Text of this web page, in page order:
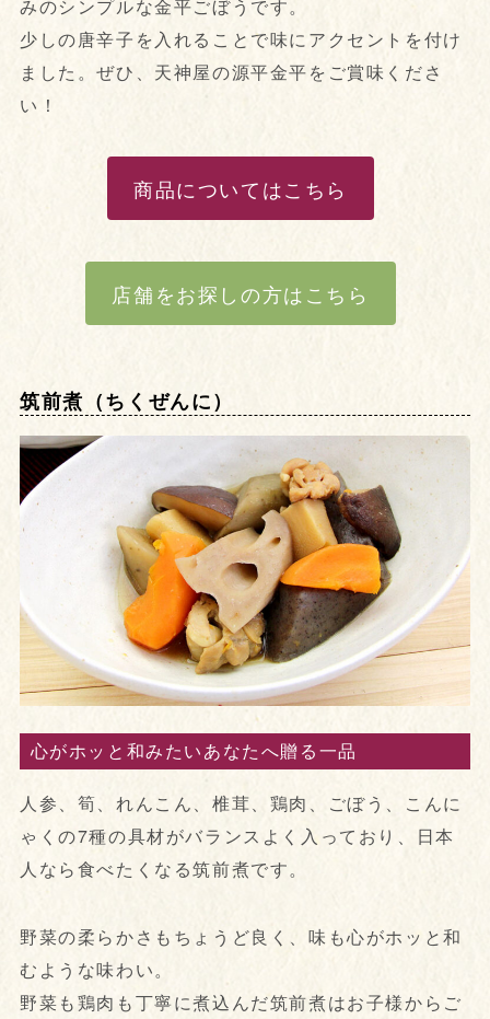
みのシンプルな金平ごぼうです。
少しの唐辛子を入れることで味にアクセントを付け
ました。ぜひ、天神屋の源平金平をご賞味くださ
い！
商品についてはこちら
店舗をお探しの方はこちら
筑前煮（ちくぜんに）
心がホッと和みたいあなたへ贈る一品
人参、筍、れんこん、椎茸、鶏肉、ごぼう、こんに
ゃくの7種の具材がバランスよく入っており、日本
人なら食べたくなる筑前煮です。
野菜の柔らかさもちょうど良く、味も心がホッと和
むような味わい。
野菜も鶏肉も丁寧に煮込んだ筑前煮はお子様からご